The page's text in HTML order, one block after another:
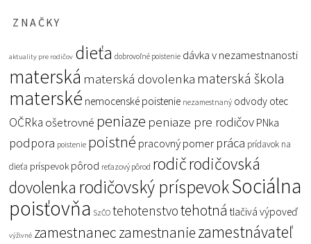
ZNAČKY
aktuality pre rodičov dieťa dobrovoľné poistenie dávka v nezamestnanosti
materská materská dovolenka materská škola
materské nemocenské poistenie nezamestnaný odvody otec
OČRka ošetrovné peniaze peniaze pre rodičov PNka
podpora poistenie poistné pracovný pomer práca prídavok na
dieťa príspevok pôrod reťazový pôrod rodičrodičovská
dovolenka rodičovský príspevokSociálna
poisťovňa SzČO tehotenstvotehotná tlačivá výpoveď
výživné zamestnaneczamestnaniezamestnávateľ